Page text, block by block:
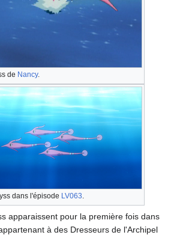
de Nancy.
dans l'épisode LV063
apparaissent pour la première fois dans
appartenant à des Dresseurs de l'Archipel